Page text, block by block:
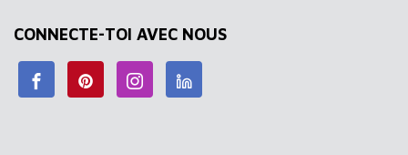
CONNECTE-TOI AVEC NOUS